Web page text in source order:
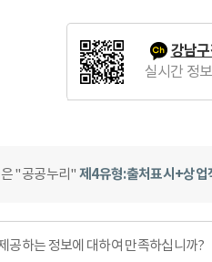
강남
실시간 정
"공공누리" 제4유형:출처표시+상업
공하는 정보에 대하여 만족하십니까?